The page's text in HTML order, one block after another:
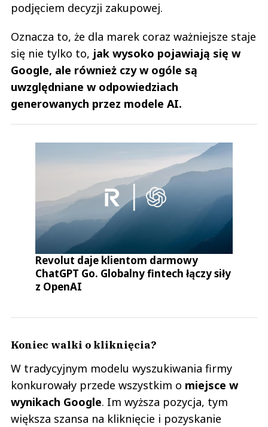
podjęciem decyzji zakupowej.
Oznacza to, że dla marek coraz ważniejsze staje
się nie tylko to, jak wysoko pojawiają się w
Google, ale również czy w ogóle są
uwzględniane w odpowiedziach
generowanych przez modele AI.
Revolut daje klientom darmowy
ChatGPT Go. Globalny fintech łączy siły
z OpenAI
Koniec walki o kliknięcia?
W tradycyjnym modelu wyszukiwania firmy
konkurowały przede wszystkim o miejsce w
wynikach Google. Im wyższa pozycja, tym
większa szansa na kliknięcie i pozyskanie